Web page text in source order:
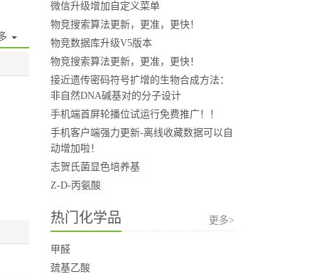
微信升级增加自定义菜单
物竞搜索算法更新，更准，更快！
物竞数据库升级V5版本
物竞搜索算法更新，更准，更快！
接近遗传密码符号扩增的生物合成方法：
非自然DNA碱基对的分子设计
手机端首屏轮播位试运行免费推广！！
手机客户端强力更新-离线收藏数据可以自
动增加啦！
志贺氏菌显色培养基
Z-D-丙氨酸
热门化学品 更多>
甲醛
巯基乙酸